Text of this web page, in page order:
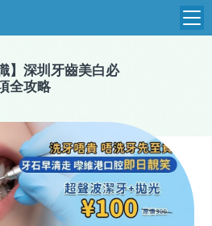
港首頁
品牌介紹
環境設備
醫院新聞
費標準
收費總表
植牙收費
生團隊
】 深圳牙齒美白必
全攻略